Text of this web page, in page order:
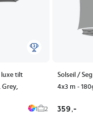
luxe tilt
Grey,
1 2
Solseil /
4x3 m -
359,-